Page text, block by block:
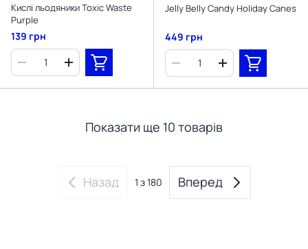
Кислі льодяники Toxic Waste
Purple
139 грн
Jelly Belly Candy Holiday Canes
449 грн
Показати ще 10 товарів
Назад 1 з 180 Вперед